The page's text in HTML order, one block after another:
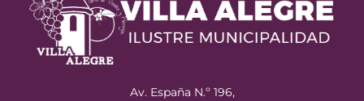
Av. España N.º 196,